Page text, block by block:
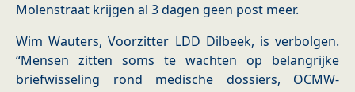
Molenstraat krijgen al 3 dagen geen post meer.
Wim Wauters, Voorzitter LDD Dilbeek, is verbolgen.
“Mensen zitten soms te wachten op belangrijke
briefwisseling rond medische dossiers, OCMW-